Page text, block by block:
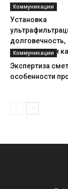
Коммуникации
Установка
долговечность,
надежность и
Коммуникации
Экспертиза
особенности